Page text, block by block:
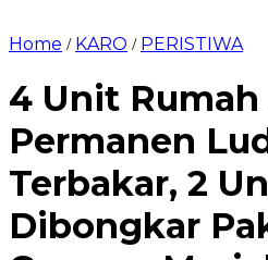
Home / KARO / PERISTIWA
4 Unit Rumah
Permanen
Terbakar, 2
Dibongkar